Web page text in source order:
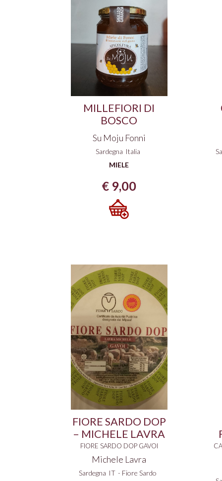
MILLEFIORI DI
BOSCO
Su Moju Fonni
Sardegna Italia
MIELE
€ 9,00
FIORE SARDO DOP
– MICHELE LAVRA
FIORE SARDO DOP GAVOI
Michele Lavra
Sardegna IT - Fiore Sardo